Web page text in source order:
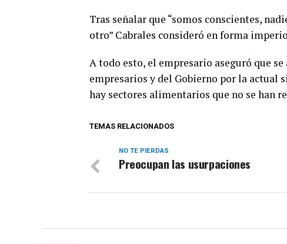
Tras señalar que “somos conscientes,
otro” Cabrales consideró en forma
A todo esto, el empresario aseguró que
empresarios y del Gobierno por la actual
hay sectores alimentarios que no se han
TEMAS RELACIONADOS
NO TE PIERDAS
Preocupan las usurpaciones